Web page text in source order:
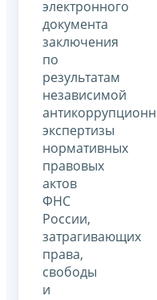
электронного
документа
заключения
по
результатам
независимой
экспертизы
нормативных
правовых
актов
ФНС
России,
затрагивающих
права,
свободы
и